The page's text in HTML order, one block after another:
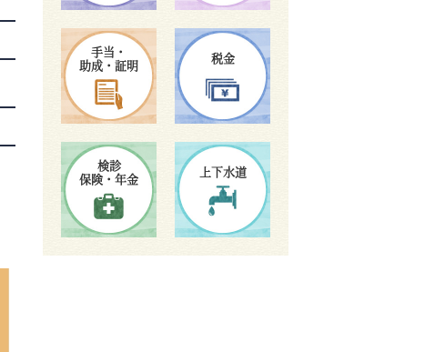
手当・
助成・証明 税金
検診
保険・年金 上下水道